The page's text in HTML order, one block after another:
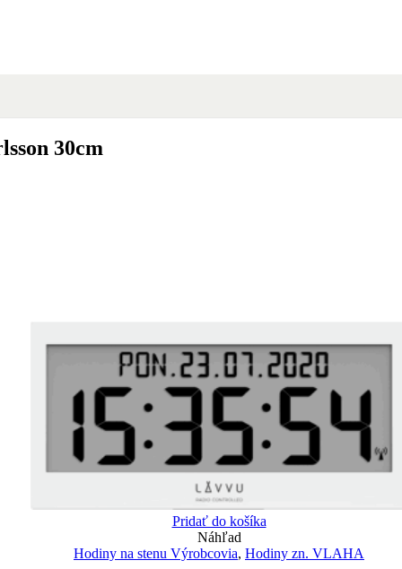
30cm
Pridať do košíka
Náhľad
Hodiny na stenu Výrobcovia, Hodiny zn. VLAHA